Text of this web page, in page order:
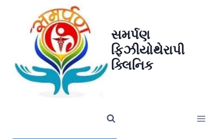
સમર્પણ
ફિઝીયોથેરાપી
ક્લિનિક